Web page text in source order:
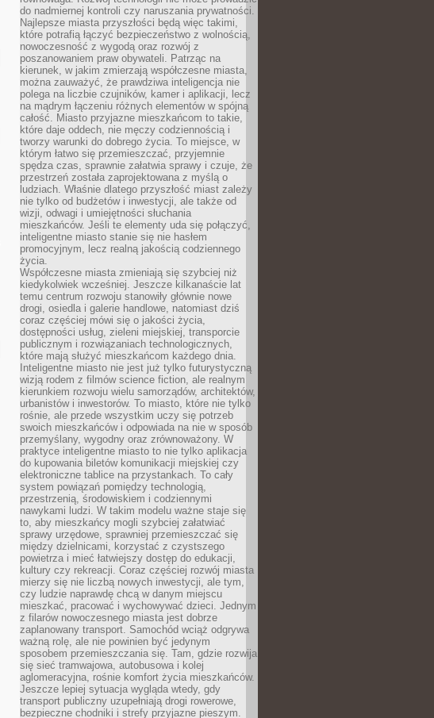
do nadmiernej kontroli czy naruszania prywatności.
Najlepsze miasta przyszłości będą więc takimi,
które potrafią łączyć bezpieczeństwo z wolnością,
nowoczesność z wygodą oraz rozwój z
poszanowaniem praw obywateli. Patrząc na
kierunek, w jakim zmierzają współczesne miasta,
można zauważyć, że prawdziwa inteligencja nie
polega na liczbie czujników, kamer i aplikacji, lecz
na mądrym łączeniu różnych elementów w spójną
całość. Miasto przyjazne mieszkańcom to takie,
które daje oddech, nie męczy codziennością i
tworzy warunki do dobrego życia. To miejsce, w
którym łatwo się przemieszczać, przyjemnie
spędza czas, sprawnie załatwia sprawy i czuje, że
przestrzeń została zaprojektowana z myślą o
ludziach. Właśnie dlatego przyszłość miast zależy
nie tylko od budżetów i inwestycji, ale także od
wizji, odwagi i umiejętności słuchania
mieszkańców. Jeśli te elementy uda się połączyć,
inteligentne miasto stanie się nie hasłem
promocyjnym, lecz realną jakością codziennego
życia.
Współczesne miasta zmieniają się szybciej niż
kiedykolwiek wcześniej. Jeszcze kilkanaście lat
temu centrum rozwoju stanowiły głównie nowe
drogi, osiedla i galerie handlowe, natomiast dziś
coraz częściej mówi się o jakości życia,
dostępności usług, zieleni miejskiej, transporcie
publicznym i rozwiązaniach technologicznych,
które mają służyć mieszkańcom każdego dnia.
Inteligentne miasto nie jest już tylko futurystyczną
wizją rodem z filmów science fiction, ale realnym
kierunkiem rozwoju wielu samorządów, architektów,
urbanistów i inwestorów. To miasto, które nie tylko
rośnie, ale przede wszystkim uczy się potrzeb
swoich mieszkańców i odpowiada na nie w sposób
przemyślany, wygodny oraz zrównoważony. W
praktyce inteligentne miasto to nie tylko aplikacja
do kupowania biletów komunikacji miejskiej czy
elektroniczne tablice na przystankach. To cały
system powiązań pomiędzy technologią,
przestrzenią, środowiskiem i codziennymi
nawykami ludzi. W takim modelu ważne staje się
to, aby mieszkańcy mogli szybciej załatwiać
sprawy urzędowe, sprawniej przemieszczać się
między dzielnicami, korzystać z czystszego
powietrza i mieć łatwiejszy dostęp do edukacji,
kultury czy rekreacji. Coraz częściej rozwój miasta
mierzy się nie liczbą nowych inwestycji, ale tym,
czy ludzie naprawdę chcą w danym miejscu
mieszkać, pracować i wychowywać dzieci. Jednym
z filarów nowoczesnego miasta jest dobrze
zaplanowany transport. Samochód wciąż odgrywa
ważną rolę, ale nie powinien być jedynym
sposobem przemieszczania się. Tam, gdzie rozwija
się sieć tramwajowa, autobusowa i kolej
aglomeracyjna, rośnie komfort życia mieszkańców.
Jeszcze lepiej sytuacja wygląda wtedy, gdy
transport publiczny uzupełniają drogi rowerowe,
bezpieczne chodniki i strefy przyjazne pieszym.